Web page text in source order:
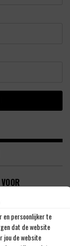
en persoonlijker te
dat de website
jou de website
FEYENOORD